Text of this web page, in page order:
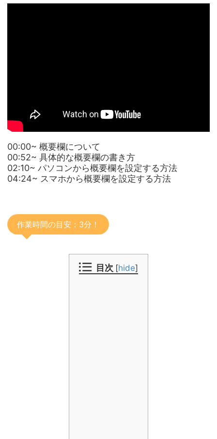
00:00~ 概要欄について
00:52~ 具体的な概要欄の書き方
02:10~ パソコンから概要欄を設定する方法
04:24~ スマホから概要欄を設定する方法
作業時間の目安：3分！
目次 [hide]